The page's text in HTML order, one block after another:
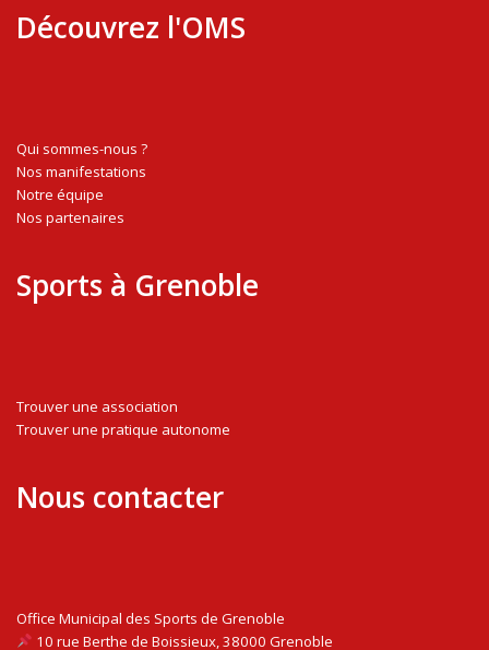
Découvrez l'OMS
Qui sommes-nous ?
Nos manifestations
Notre équipe
Nos partenaires
Sports à Grenoble
Trouver une association
Trouver une pratique autonome
Nous contacter
Office Municipal des Sports de Grenoble
10 rue Berthe de Boissieux, 38000 Grenoble